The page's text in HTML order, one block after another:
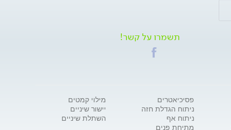
תשמרו על קשר!
פסיכיאטרים
ניתוח הגדלת חזה
ניתוח אף
מתיחת פנים
מילוי קמטים
יישור שיניים
השתלת שיניים